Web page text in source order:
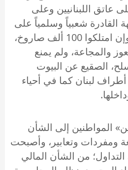
عاتق اللبنانيين وعلى
القادرة شعبياً وسلمياً على
عزل أدوات الخارج، وإن امتلكوا 100 ألف صاروخ،
والمجاعة، ولم يمنع
ألف مسلح، الصقيع عن البيوت
لبنان كما في أحياء
«17 تشرين» المواطنين إلى الشأن
ومفردات وتعابير، وأصبحت
من الشأن المالي